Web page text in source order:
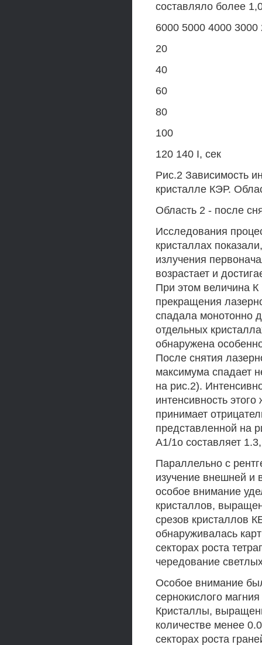
составляло более
6000 5000 4000 3000
20
40
60
80
100
120 140 I, сек
Рис.2 Зависимость
кристалле КЭР.
Область 2 - после
Исследования
кристаллах
излучения
возрастает и
При этом величина
прекращения
спадала монотонно
отдельных
обнаружена
После снятия
максимума спадает
на рис.2).
интенсивность
принимает
представленной на
А1/1о составляет
Параллельно с
изучение внешней и
особое внимание
кристаллов,
срезов кристаллов
обнаруживалась
секторах роста
чередование
Особое внимание
сернокислого
Кристаллы,
количестве менее
секторах роста